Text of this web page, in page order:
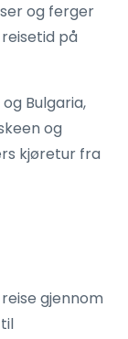
og ferger
på
Bulgaria,
og
kjøretur fra
gjennom